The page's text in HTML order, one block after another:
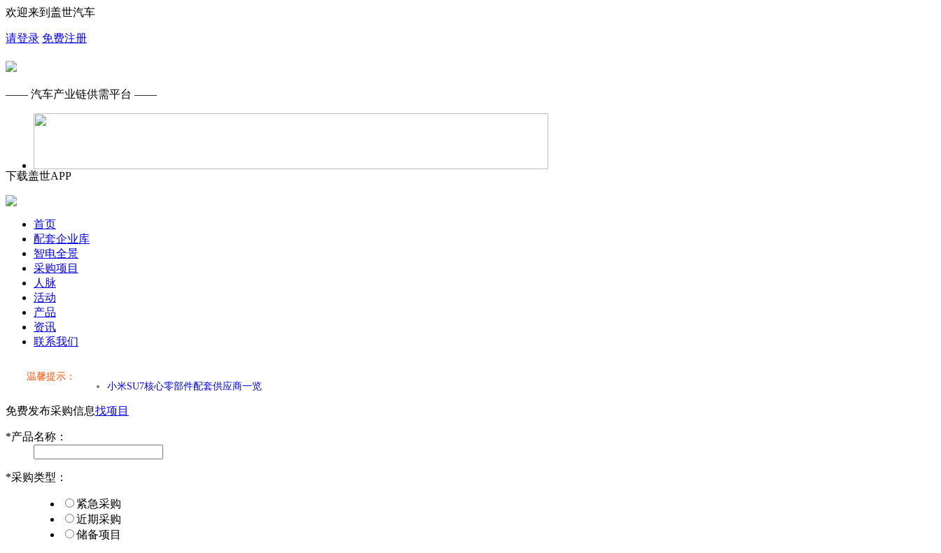
欢迎来到盖世汽车
请登录 免费注册
—— 汽车产业链供需平台 ——
下载盖世APP
首页
配套企业库
智电全景
采购项目
人脉
活动
产品
资讯
联系我们
温馨提示：
小米SU7核心零部件配套供应商一览
乐道L60核心零部件配套供应商一览
乐道L60核心零部件配套供应商一览
免费发布采购信息找项目
*产品名称：
*采购类型：
紧急采购
近期采购
储备项目